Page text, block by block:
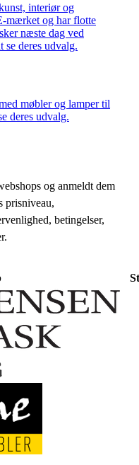
interiør og
mærket og har flotte
næste dag ved
deres udvalg.
møbler og lamper til
deres udvalg.
og anmeldt dem
prisniveau,
betingelser,